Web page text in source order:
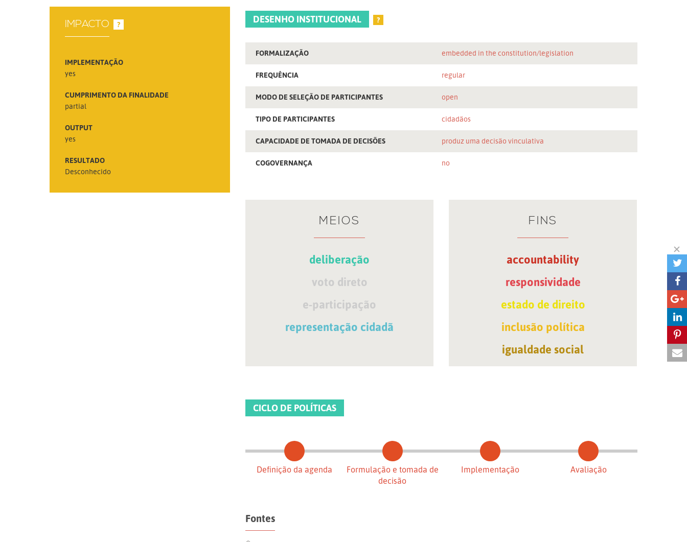
IMPACTO ?
IMPLEMENTAÇÃO
yes
CUMPRIMENTO DA FINALIDADE
partial
OUTPUT
yes
RESULTADO
Desconhecido
DESENHO INSTITUCIONAL ?
FORMALIZAÇÃO embedded in the constitution/legislation
FREQUÊNCIA regular
MODO DE SELEÇÃO DE PARTICIPANTES open
TIPO DE PARTICIPANTES cidadãos
CAPACIDADE DE TOMADA DE DECISÕES produz uma decisão vinculativa
COGOVERNANÇA no
MEIOS
deliberação
voto direto
e-participação
representação cidadã
FINS
accountability
responsividade
estado de direito
inclusão política
igualdade social
CICLO DE POLÍTICAS
Definição da agenda
Formulação e tomada de
decisão
Implementação Avaliação
Fontes